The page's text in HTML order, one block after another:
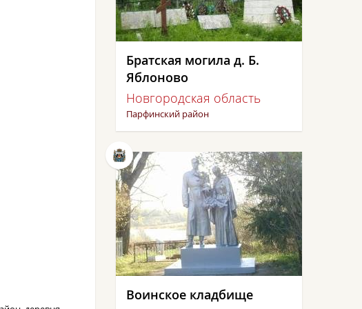
Братская могила д. Б.
Яблоново
Новгородская область
Парфинский район
Воинское кладбище